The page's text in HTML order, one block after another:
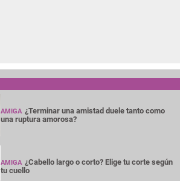
AMIGA ¿Terminar una amistad duele tanto como
una ruptura amorosa?
AMIGA ¿Cabello largo o corto? Elige tu corte según
tu cuello